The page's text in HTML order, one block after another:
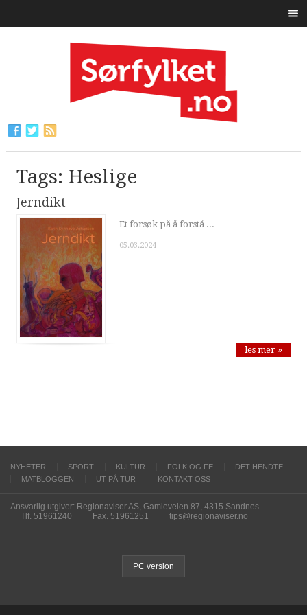
Tags: Heslige
Jerndikt
Et forsøk på å forstå ...
05.03.2024
les mer »
NYHETER SPORT KULTUR FOLK OG FE
DET HENDTE
MATBLOGGEN
UT PÅ TUR KONTAKT OSS
Ansvarlig utgiver: Regionaviser AS, Gamleveien 87, 4315 Sandnes
Tlf. 51961240
Fax. 51961251 tips@regionaviser.no
PC version